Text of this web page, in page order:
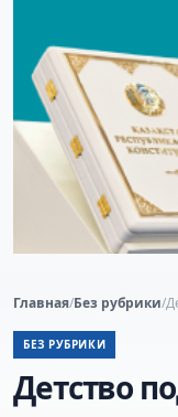
Главная/Без рубрики/
БЕЗ РУБРИКИ
Детство